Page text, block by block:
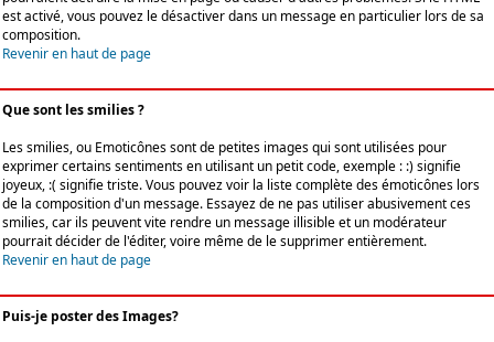
est activé, vous pouvez le désactiver dans un message en particulier lors de sa
composition.
Revenir en haut de page
Que sont les smilies ?
Les smilies, ou Emoticônes sont de petites images qui sont utilisées pour
exprimer certains sentiments en utilisant un petit code, exemple : :) signifie
joyeux, :( signifie triste. Vous pouvez voir la liste complète des émoticônes lors
de la composition d'un message. Essayez de ne pas utiliser abusivement ces
smilies, car ils peuvent vite rendre un message illisible et un modérateur
pourrait décider de l'éditer, voire même de le supprimer entièrement.
Revenir en haut de page
Puis-je poster des Images?